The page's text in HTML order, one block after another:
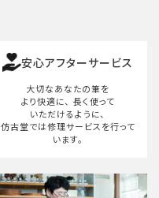
安心アフターサービス
大切なあなたの筆を
より快適に、 長く使って
いただけるように、
仿古堂では修理サービスを行って
います。